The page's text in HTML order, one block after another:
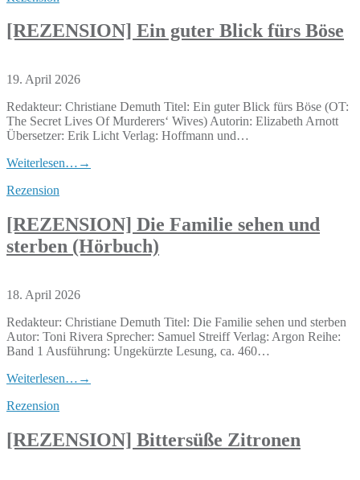
[REZENSION] Ein guter Blick fürs Böse
19. April 2026
Redakteur: Christiane Demuth Titel: Ein guter Blick fürs Böse (OT:
The Secret Lives Of Murderers‘ Wives) Autorin: Elizabeth Arnott
Übersetzer: Erik Licht Verlag: Hoffmann und…
Weiterlesen… →
Rezension
[REZENSION] Die Familie sehen und
sterben (Hörbuch)
18. April 2026
Redakteur: Christiane Demuth Titel: Die Familie sehen und sterben
Autor: Toni Rivera Sprecher: Samuel Streiff Verlag: Argon Reihe:
Band 1 Ausführung: Ungekürzte Lesung, ca. 460…
Weiterlesen… →
Rezension
[REZENSION] Bittersüße Zitronen